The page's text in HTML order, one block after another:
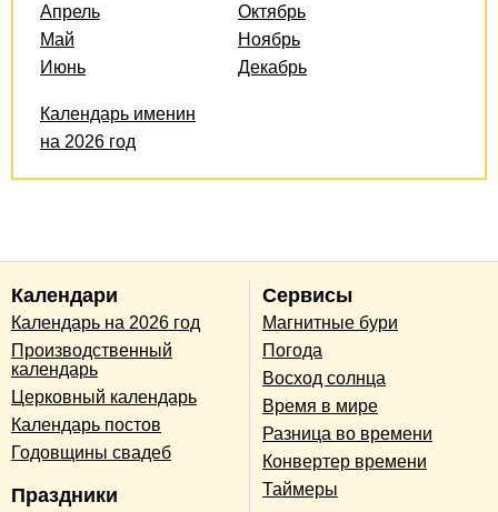
Апрель
Май
Июнь
Октябрь
Ноябрь
Декабрь
Календарь именин
на 2026 год
Календари
Календарь на 2026 год
Производственный
календарь
Церковный календарь
Календарь постов
Годовщины свадеб
Праздники
Сервисы
Магнитные бури
Погода
Восход солнца
Время в мире
Разница во времени
Конвертер времени
Таймеры